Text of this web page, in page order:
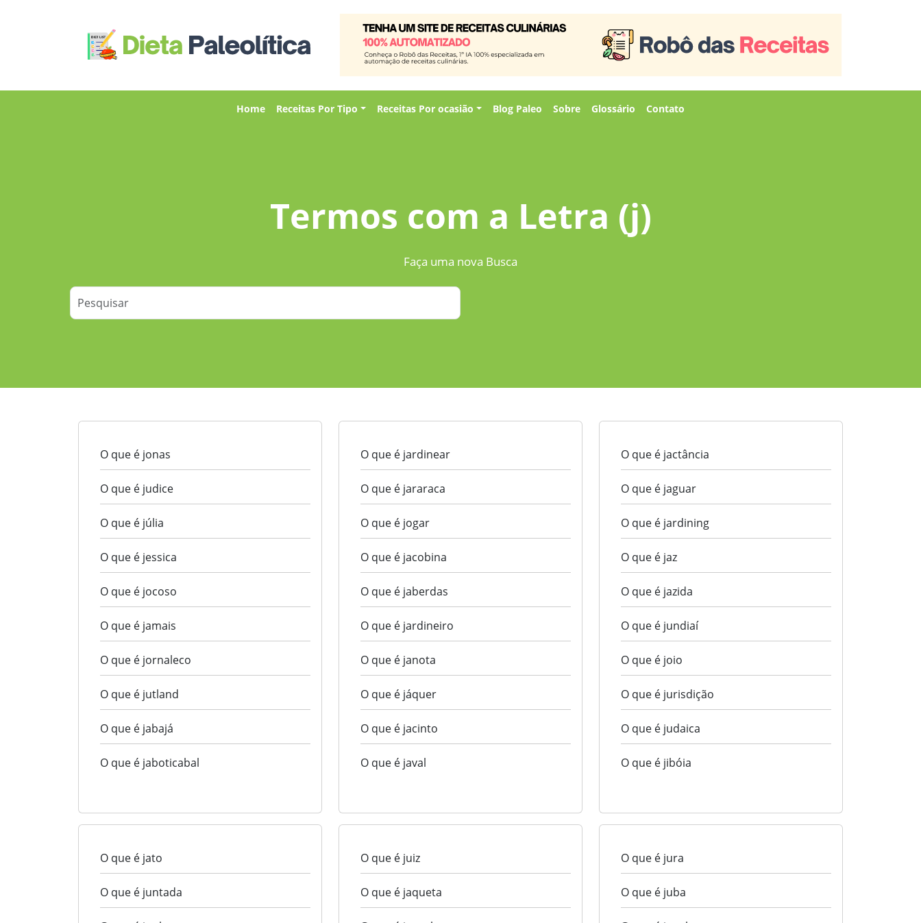
Home Receitas Por Tipo Receitas Por ocasião Blog Paleo Sobre Glossário Contato
Termos com a Letra (j)
Faça uma nova Busca
O que é jonas
O que é judice
O que é júlia
O que é jessica
O que é jocoso
O que é jamais
O que é jornaleco
O que é jutland
O que é jabajá
O que é jaboticabal
O que é jardinear
O que é jararaca
O que é jogar
O que é jacobina
O que é jaberdas
O que é jardineiro
O que é janota
O que é jáquer
O que é jacinto
O que é javal
O que é jactância
O que é jaguar
O que é jardining
O que é jaz
O que é jazida
O que é jundiaí
O que é joio
O que é jurisdição
O que é judaica
O que é jibóia
O que é jato
O que é juntada
O que é juiz
O que é jaqueta
O que é jura
O que é juba